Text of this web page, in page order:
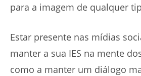
para a imagem de qualquer
Estar presente nas mídias
manter a sua IES na mente
como a manter um diálogo